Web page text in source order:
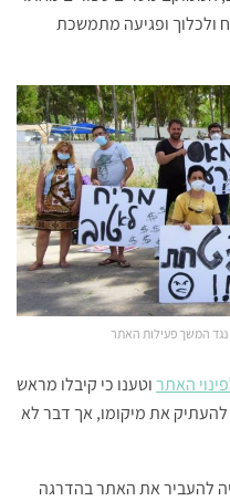
ולכלוך ופגיעה מתמשכת
האתרוטענו כי קיבלו מראש
להעתיק את מיקומו, אך דבר לא
להעביר את האתר בהדרגה